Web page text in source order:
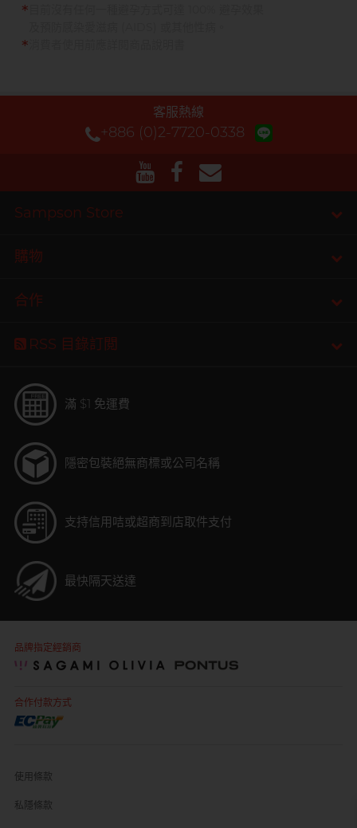
*
*
客服熱線
+886 (0)2-7720-0338
Sampson Store
購物
合作
RSS 目錄訂閲
滿 $1 免運費
隱密包裝絕無商標或公司名稱
支持信用咭或超商到店取件支付
最快隔天送達
品牌指定經銷商
合作付款方式
使用條款
私隱條款